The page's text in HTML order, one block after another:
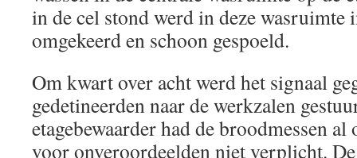
in de cel stond werd in deze wasruimte
omgekeerd en schoon gespoeld.
Om kwart over acht werd het signaal
gedetineerden naar de werkzalen
etagebewaarder had de broodmessen
voor onveroordeelden niet verplicht.